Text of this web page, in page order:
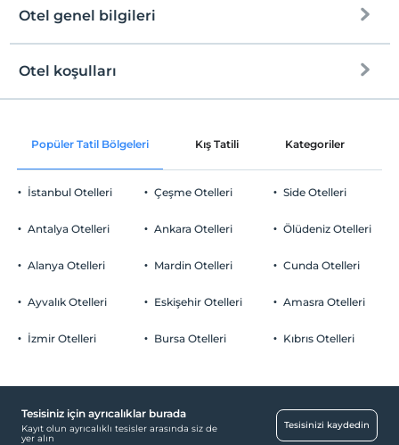
Otel genel bilgileri
Ortak alanlar ve tüm odalar
Otopark
Ücretsiz Özel Otopark
Otel koşulları
Check/in
Check/out
En geç saat 12:00 ve öncesi
Evcil Hayvan
2 yaşına kadar olan bebekler ücretsizdir.
Popüler Tatil Bölgeleri Kış Tatili Kategoriler
İstanbul Otelleri
Antalya Otelleri
Alanya Otelleri
Ayvalık Otelleri
İzmir Otelleri
Çeşme Otelleri
Ankara Otelleri
Mardin Otelleri
Eskişehir Otelleri
Bursa Otelleri
Side Otelleri
Ölüdeniz Otelleri
Cunda Otelleri
Amasra Otelleri
Kıbrıs Otelleri
Tesisiniz için ayrıcalıklar burada
Kayıt olun ayrıcalıklı tesisler arasında siz de
yer alın
Tesisinizi kaydedin